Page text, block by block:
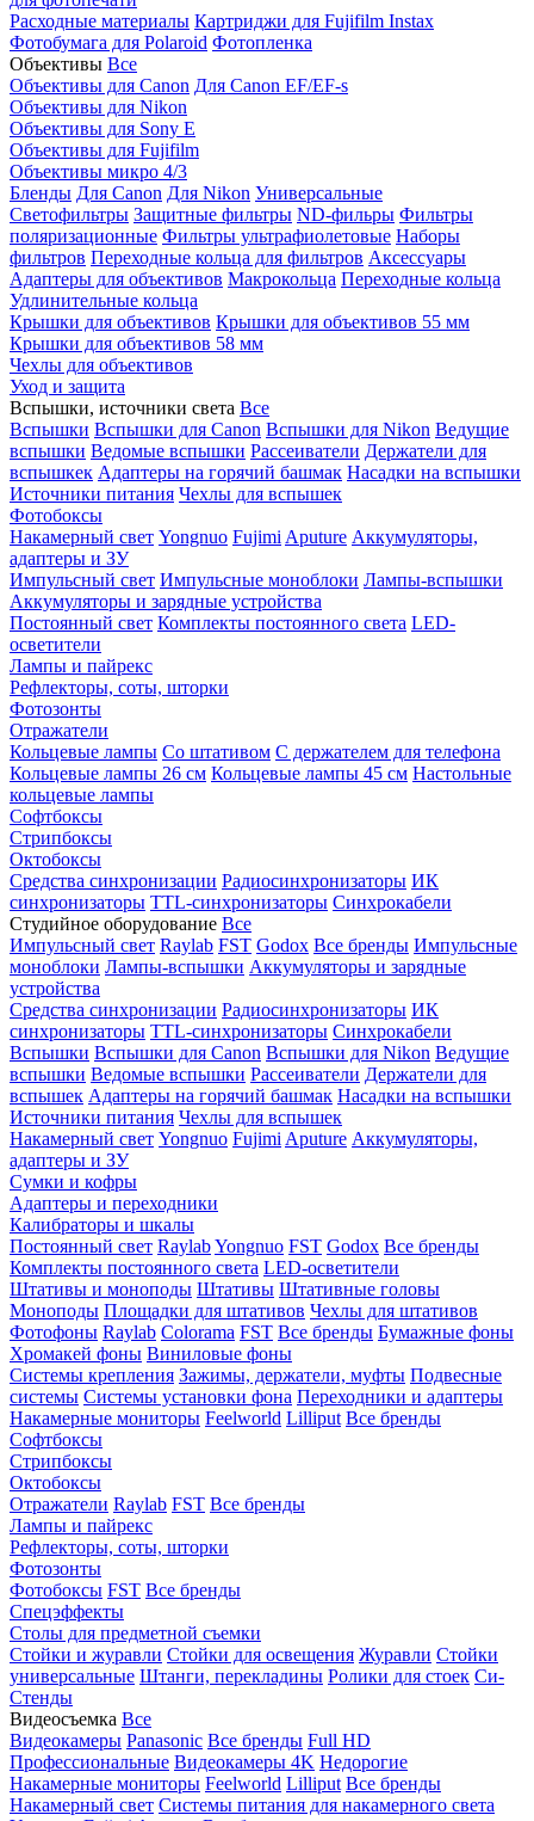
Расходные материалы Картриджи для Fujifilm Instax
Фотобумага для Polaroid Фотопленка
Объективы Все
Объективы для Canon Для Canon EF/EF-s
Объективы для Nikon
Объективы для Sony E
Объективы для Fujifilm
Объективы микро 4/3
Бленды Для Canon Для Nikon Универсальные
Светофильтры Защитные фильтры ND-фильры Фильтры
поляризационные Фильтры ультрафиолетовые Наборы
фильтров Переходные кольца для фильтров Аксессуары
Адаптеры для объективов Макрокольца Переходные кольца
Удлинительные кольца
Крышки для объективов Крышки для объективов 55 мм
Крышки для объективов 58 мм
Чехлы для объективов
Уход и защита
Вспышки, источники света Все
Вспышки Вспышки для Canon Вспышки для Nikon Ведущие
вспышки Ведомые вспышки Рассеиватели Держатели для
вспышкек Адаптеры на горячий башмак Насадки на вспышки
Источники питания Чехлы для вспышек
Фотобоксы
Накамерный свет Yongnuo Fujimi Aputure Аккумуляторы,
адаптеры и ЗУ
Импульсный свет Импульсные моноблоки Лампы-вспышки
Аккумуляторы и зарядные устройства
Постоянный свет Комплекты постоянного света LED-
осветители
Лампы и пайрекс
Рефлекторы, соты, шторки
Фотозонты
Отражатели
Кольцевые лампы Со штативом С держателем для телефона
Кольцевые лампы 26 см Кольцевые лампы 45 см Настольные
кольцевые лампы
Софтбоксы
Стрипбоксы
Октобоксы
Средства синхронизации Радиосинхронизаторы ИК
синхронизаторы TTL-синхронизаторы Синхрокабели
Студийное оборудование Все
Импульсный свет Raylab FST Godox Все бренды Импульсные
моноблоки Лампы-вспышки Аккумуляторы и зарядные
устройства
Средства синхронизации Радиосинхронизаторы ИК
синхронизаторы TTL-синхронизаторы Синхрокабели
Вспышки Вспышки для Canon Вспышки для Nikon Ведущие
вспышки Ведомые вспышки Рассеиватели Держатели для
вспышек Адаптеры на горячий башмак Насадки на вспышки
Источники питания Чехлы для вспышек
Накамерный свет Yongnuo Fujimi Aputure Аккумуляторы,
адаптеры и ЗУ
Сумки и кофры
Адаптеры и переходники
Калибраторы и шкалы
Постоянный свет RaylabYongnuo FST Godox Все бренды
Комплекты постоянного света LED-осветители
Штативы и моноподы Штативы Штативные головы
Моноподы Площадки для штативов Чехлы для штативов
Фотофоны Raylab Colorama FST Все бренды Бумажные фоны
Хромакей фоны Виниловые фоны
Системы крепления Зажимы, держатели, муфты Подвесные
системы Системы установки фона Переходники и адаптеры
Накамерные мониторы Feelworld Lilliput Все бренды
Софтбоксы
Стрипбоксы
Октобоксы
Отражатели Raylab FST Все бренды
Лампы и пайрекс
Рефлекторы, соты, шторки
Фотозонты
Фотобоксы FST Все бренды
Спецэффекты
Столы для предметной съемки
Стойки и журавли Стойки для освещения Журавли Стойки
универсальные Штанги, перекладины Ролики для стоек Си-
Стенды
Видеосъемка Все
Видеокамеры Panasonic Все бренды Full HD
Профессиональные Видеокамеры 4K Недорогие
Накамерные мониторы Feelworld Lilliput Все бренды
Накамерный свет Системы питания для накамерного света